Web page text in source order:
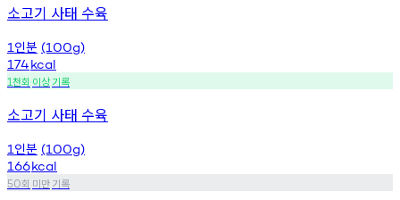
소고기 사태 수육
1 인분 (100g)
174kcal
1천회 이상기록
소고기 사태 수육
1 인분 (100g)
166kcal
50회 미만기록